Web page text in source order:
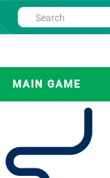
MAIN GAME